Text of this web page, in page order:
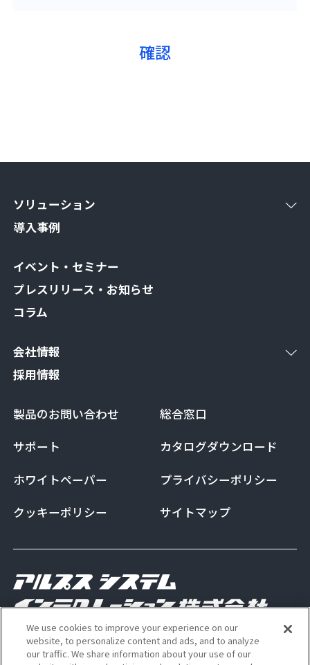
ソリューション
導入事例
イベント・セミナー
プレスリリース・お知らせ
コラム
会社情報
採用情報
製品のお問い合わせ
総合窓口
サポート
カタログダウンロード
ホワイトペーパー
プライバシーポリシー
クッキーポリシー
サイトマップ
Copyright Alps System Integration Co., Ltd. All
We use cookies to improve your experience on our
website, to personalize content and ads, and to analyze
our traffic. We share information about your use of our